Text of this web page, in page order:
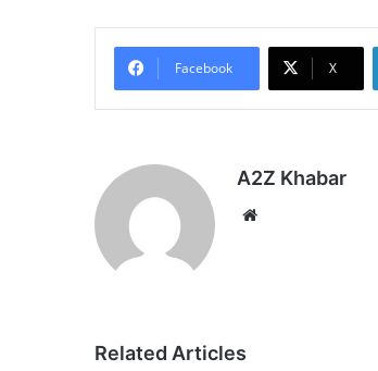
Facebook X
A2Z Khabar
Related Articles